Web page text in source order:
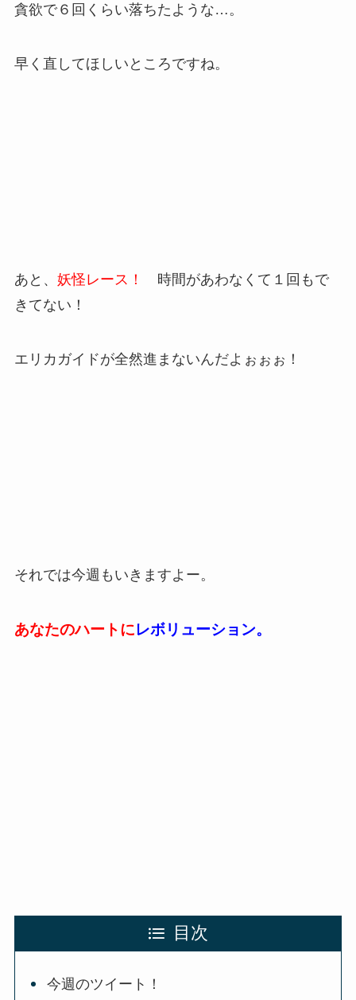
貪欲で６回くらい落ちたような…。
早く直してほしいところですね。
あと、 妖怪レース！
時間があわなくて１回もで
きてない！
エリカガイドが全然進まないんだよぉぉぉ！
それでは今週もいきますよー。
あなたのハートにレボリューション。
目次
今週のツイート！